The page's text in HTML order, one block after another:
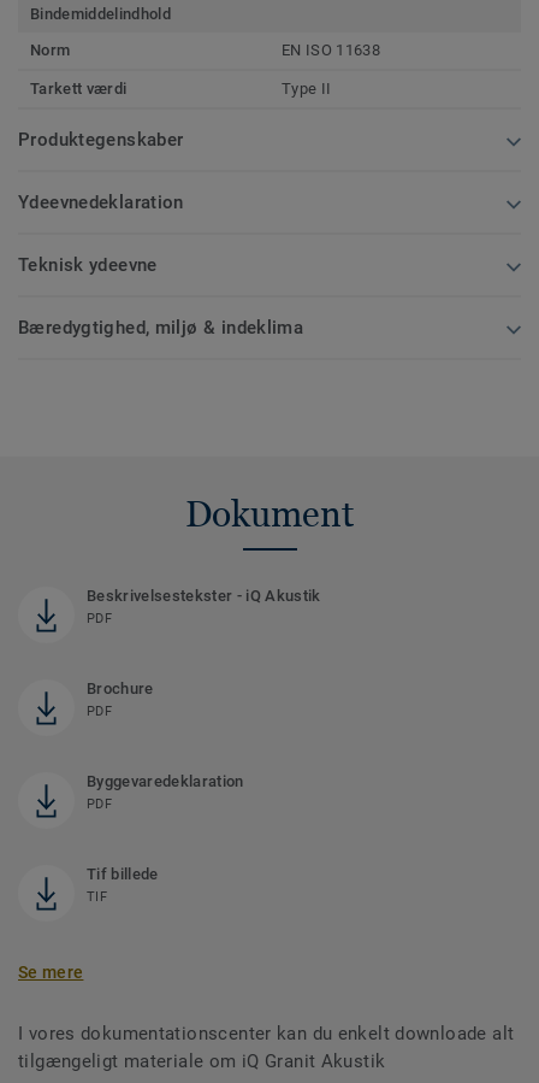
Bindemiddelindhold
Norm
EN ISO 11638
Tarkett værdi Type II
Produktegenskaber
Ydeevnedeklaration
Teknisk ydeevne
Bæredygtighed, miljø & indeklima
Dokument
Beskrivelsestekster - iQ Akustik
PDF
Brochure
PDF
Byggevaredeklaration
PDF
Tif billede
TIF
Se mere
I vores dokumentationscenter kan du enkelt downloade alt
tilgængeligt materiale om iQ Granit Akustik